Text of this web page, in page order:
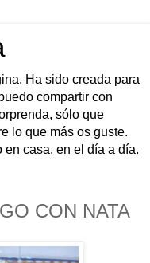
Ha sido creada para
compartir con
sólo que
lo que más os guste.
en casa, en el día a día.
CON NATA